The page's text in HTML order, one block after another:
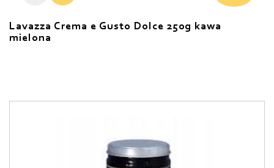
Lavazza Crema e Gusto Dolce 250g kawa
mielona